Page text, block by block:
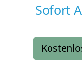
Sofort